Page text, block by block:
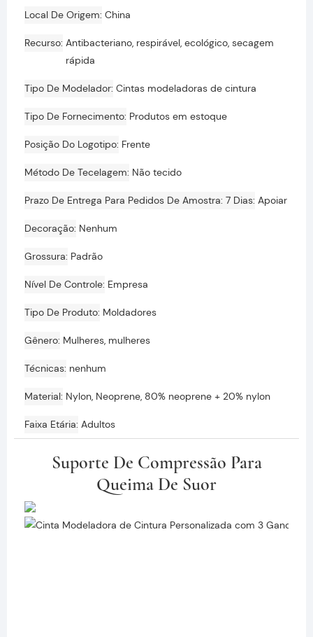
Local De Origem China
Recurso Antibacteriano, respirável, ecológico, secagem
rápida
Tipo De Modelador Cintas modeladoras de cintura
Tipo De Fornecimento Produtos em estoque
Posição Do Logotipo Frente
Método De Tecelagem Não tecido
Prazo De Entrega Para Pedidos De Amostra: 7 Dias Apoiar
Decoração Nenhum
Grossura Padrão
Nível De Controle Empresa
Tipo De Produto Moldadores
Gênero Mulheres, mulheres
Técnicas nenhum
Material Nylon, Neoprene, 80% neoprene + 20% nylon
Faixa Etária Adultos
Suporte De Compressão Para
Queima De Suor